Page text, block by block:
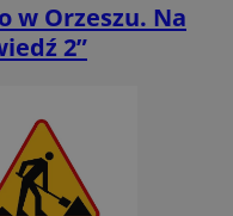
w Orzeszu. Na
2”